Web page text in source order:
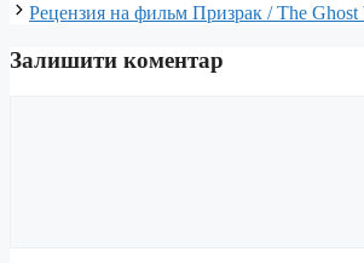
Рецензия на фильм Призрак / The Ghost
Залишити коментар